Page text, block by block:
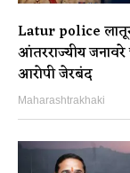
Latur police
आंतरराज्यीय जनावरे
आरोपी जेरबंद
Maharashtrakhaki